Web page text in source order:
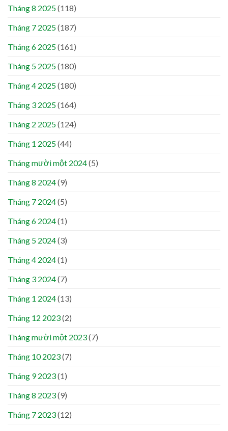
Tháng 8 2025(118)
Tháng 7 2025(187)
Tháng 6 2025(161)
Tháng 5 2025(180)
Tháng 4 2025(180)
Tháng 3 2025(164)
Tháng 2 2025(124)
Tháng 1 2025(44)
Tháng mười một 2024(5)
Tháng 8 2024(9)
Tháng 7 2024(5)
Tháng 6 2024(1)
Tháng 5 2024(3)
Tháng 4 2024(1)
Tháng 3 2024(7)
Tháng 1 2024(13)
Tháng 12 2023(2)
Tháng mười một 2023(7)
Tháng 10 2023(7)
Tháng 9 2023(1)
Tháng 8 2023(9)
Tháng 7 2023(12)